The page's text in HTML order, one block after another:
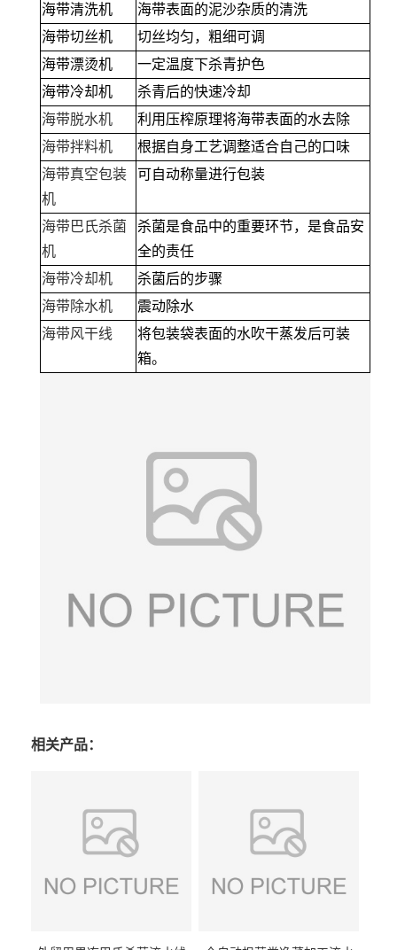
海带清洗机
海带表面的泥沙杂质的清洗
海带切丝机
切丝均匀，粗细可调
海带漂烫机
一定温度下杀青护色
海带冷却机
杀青后的快速冷却
海带脱水机
利用压榨原理将海带表面的水去除
海带拌料机
根据自身工艺调整适合自己的口味
海带真空包装
机
可自动称量进行包装
海带巴氏杀菌
机
杀菌是食品中的重要环节，是食品安
全的责任
海带冷却机
杀菌后的步骤
海带除水机
震动除水
海带风干线
将包装袋表面的水吹干蒸发后可装
箱。
相关产品：